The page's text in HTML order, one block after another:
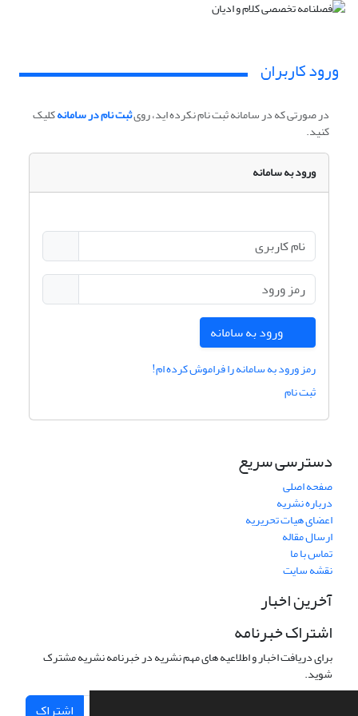
ورود کاربران
در صورتی که در سامانه ثبت نام نکرده اید، رویثبت نام در سامانهکلیک
کنید.
ورود به سامانه
ورود به سامانه
رمز ورود به سامانه را فراموش کرده ام!
ثبت نام
دسترسی سریع
صفحه اصلی
درباره نشریه
اعضای هیات تحریریه
ارسال مقاله
تماس با ما
نقشه سایت
آخرین اخبار
اشتراک خبرنامه
برای دریافت اخبار و اطلاعیه های مهم نشریه در خبرنامه نشریه مشترک
شوید.
اشتراک